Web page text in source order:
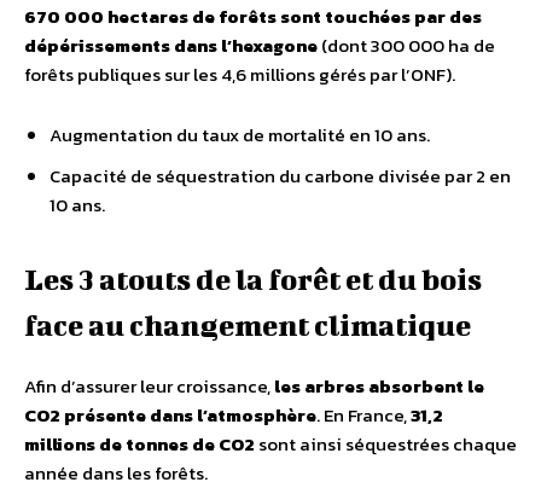
670 000 hectares de forêts sont touchées par des
dépérissements dans l’hexagone(dont 300 000 ha de
forêts publiques sur les 4,6 millions gérés par l’ONF).
Augmentation du taux de mortalité en 10 ans.
Capacité de séquestration du carbone divisée par 2 en
10 ans.
Les 3 atouts de la forêt et du bois
face au changement climatique
Afin d’assurer leur croissance,les arbres absorbent le
CO2 présente dans l’atmosphère. En France,31,2
millions de tonnes de CO2 sont ainsi séquestrées chaque
année dans les forêts.